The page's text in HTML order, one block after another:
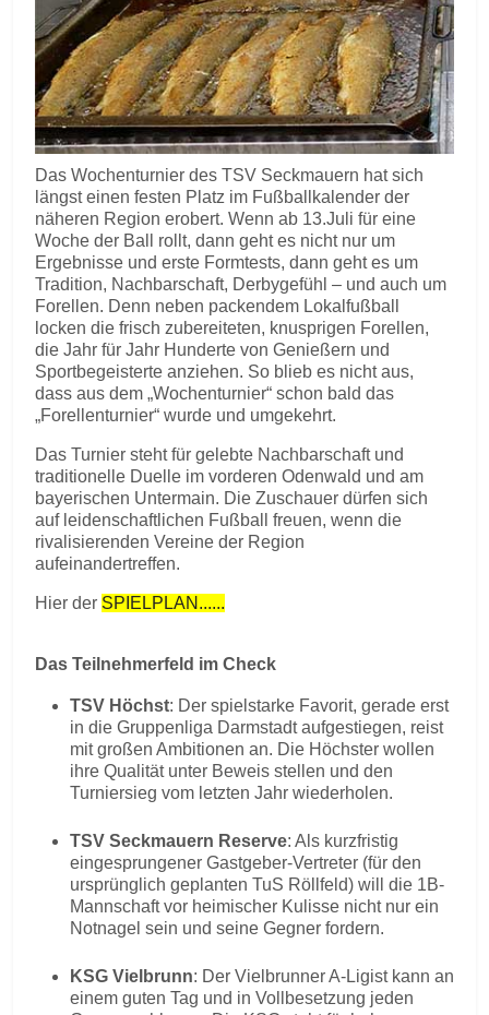
Das Wochenturnier des TSV Seckmauern hat sich
längst einen festen Platz im Fußballkalender der
näheren Region erobert. Wenn ab 13.Juli für eine
Woche der Ball rollt, dann geht es nicht nur um
Ergebnisse und erste Formtests, dann geht es um
Tradition, Nachbarschaft, Derbygefühl – und auch um
Forellen. Denn neben packendem Lokalfußball
locken die frisch zubereiteten, knusprigen Forellen,
die Jahr für Jahr Hunderte von Genießern und
Sportbegeisterte anziehen. So blieb es nicht aus,
dass aus dem „Wochenturnier“ schon bald das
„Forellenturnier“ wurde und umgekehrt.
Das Turnier steht für gelebte Nachbarschaft und
traditionelle Duelle im vorderen Odenwald und am
bayerischen Untermain. Die Zuschauer dürfen sich
auf leidenschaftlichen Fußball freuen, wenn die
rivalisierenden Vereine der Region
aufeinandertreffen.
Hier der SPIELPLAN......
Das Teilnehmerfeld im Check
TSV Höchst: Der spielstarke Favorit, gerade erst
in die Gruppenliga Darmstadt aufgestiegen, reist
mit großen Ambitionen an. Die Höchster wollen
ihre Qualität unter Beweis stellen und den
Turniersieg vom letzten Jahr wiederholen.
TSV Seckmauern Reserve: Als kurzfristig
eingesprungener Gastgeber-Vertreter (für den
ursprünglich geplanten TuS Röllfeld) will die 1B-
Mannschaft vor heimischer Kulisse nicht nur ein
Notnagel sein und seine Gegner fordern.
KSG Vielbrunn: Der Vielbrunner A-Ligist kann an
einem guten Tag und in Vollbesetzung jeden